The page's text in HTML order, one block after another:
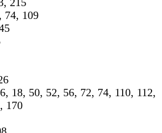
215
74, 109
18, 50, 52, 56, 72, 74, 110, 112,
170